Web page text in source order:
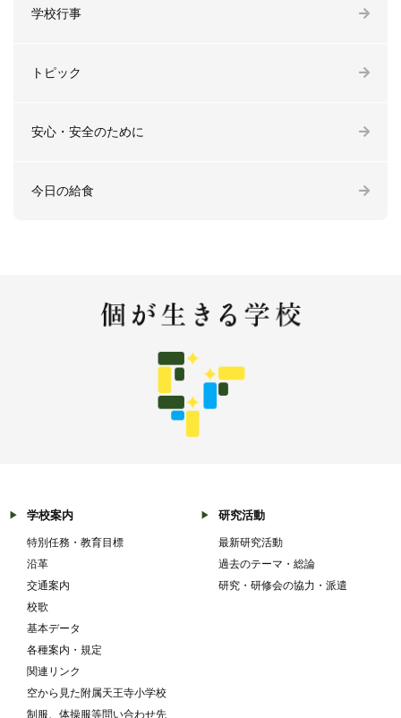
学校行事
トピック
安心・安全のために
今日の給食
学校案内
特別任務・教育目標
沿革
交通案内
校歌
基本データ
各種案内・規定
関連リンク
空から見た附属天王寺小学校
制服、体操服等問い合わせ先
研究活動
最新研究活動
過去のテーマ・総論
研究・研修会の協力・派遣